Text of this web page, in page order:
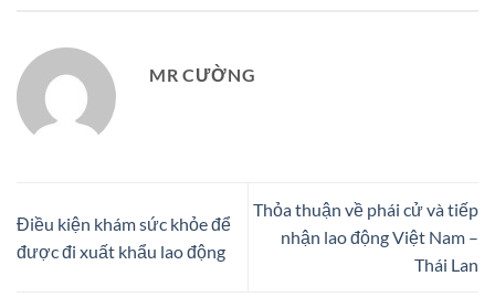
MR CƯỜNG
Điều kiện khám sức khỏe để
được đi xuất khẩu lao động
Thỏa thuận về phái cử và tiếp
nhận lao động Việt Nam –
Thái Lan